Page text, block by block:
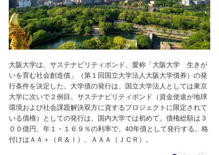
大阪大学は、サステナビリティボンド、愛称「大阪大学 生きが
いを育む社会創造債」（第１回国立大学法人大阪大学債券）の発
行条件を決定した。大学債の発行は、国立大学法人としては東京
大学に次いで２例目、サステナビリティボンド（資金使途が地球
環境および社会課題解決双方に資するプロジェクトに限定されて
いる債権）としての発行は、国内大学では初めて。債権総額は３
００億円、年１・１６９％の利率で、40年債として発行する。格
付けはＡＡ＋（Ｒ＆Ｉ）、ＡＡＡ（ＪＣＲ）。